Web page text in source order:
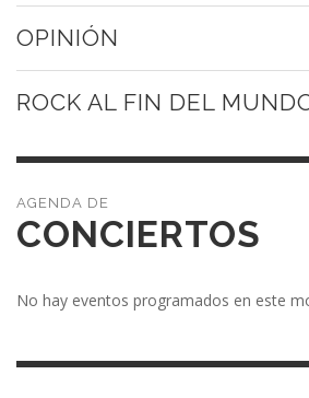
OPINIÓN
ROCK AL FIN DEL
CONCIERTOS
No hay eventos programados en este